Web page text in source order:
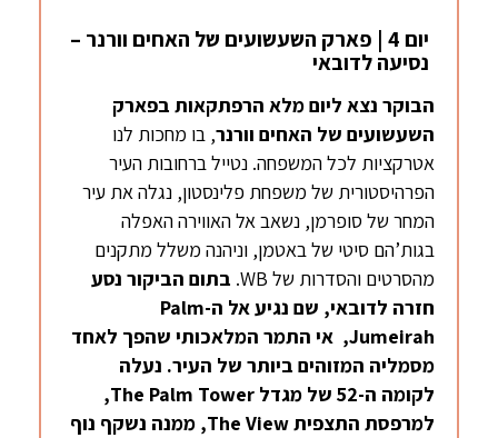
יום 4 | פארק השעשועים של האחים וורנר –
נסיעה לדובאי
הבוקר נצא ליום מלא הרפתקאות בפארק
השעשועים של האחים וורנר, בו מחכות לנו
אטרקציות לכל המשפחה. נטייל ברחובות העיר
הפרהיסטורית של משפחת פלינסטון, נגלה את עיר
המחר של סופרמן, נשאב אל האווירה האפלה
בגות’הם סיטי של באטמן, וניהנה משלל מתקנים
מהסרטים והסדרות של WB.
בתום הביקור נסע
חזרה לדובאי, שם נגיע אל ה-Palm
Jumeirah, אי התמר המלאכותי שהפך לאחד
מסמליה המזוהים ביותר של העיר. נעלה
לקומה ה-52 של מגדל The Palm Tower,
למרפסת התצפית The View, ממנה נשקף נוף